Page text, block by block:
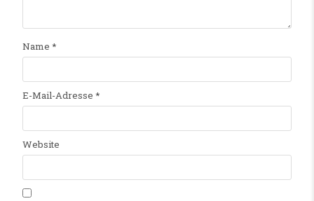
Name *
E-Mail-Adresse *
Website